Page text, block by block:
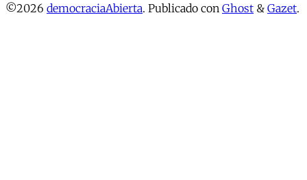
©2026 democraciaAbierta. Publicado con Ghost & Gazet.